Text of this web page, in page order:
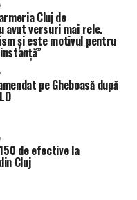
Cluj de
avut versuri mai rele.
și este motivul pentru
pe Gheboasă după
de efective la
Cluj